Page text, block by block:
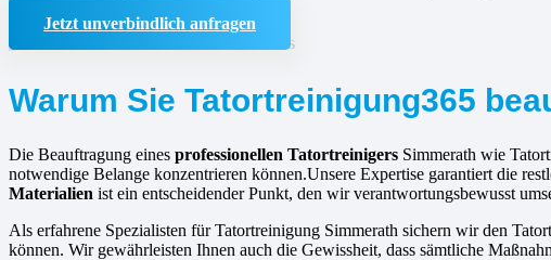
Jetzt unverbindlich anfragen
Warum Sie Tatortreinigung365
Die Beauftragung eines professionellen Tatortreinigers Simmerath wie
notwendige Belange konzentrieren können.Unsere Expertise garantiert die
Materialien ist ein entscheidender Punkt, den wir verantwortungsbewusst
Als erfahrene Spezialisten für Tatortreinigung Simmerath sichern wir den
können. Wir gewährleisten Ihnen auch die Gewissheit, dass sämtliche